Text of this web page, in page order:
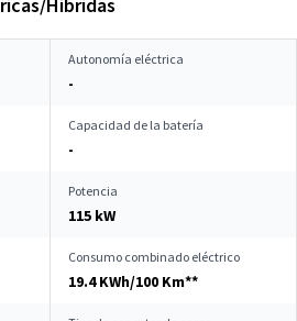
Autonomía eléctrica
-
Capacidad de la batería
-
Potencia
115 kW
Consumo combinado eléctrico
19.4 KWh/100 Km**